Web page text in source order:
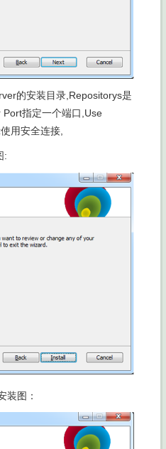
的安装目录 ,Repositorys是
Port指定一个端口 ,Use
用安全连接
:
装图：